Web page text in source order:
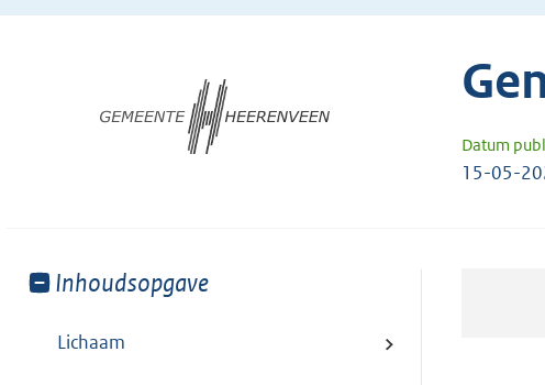
Datum
15-05-
Toon
van:
Inhoudsopgave
Lichaam